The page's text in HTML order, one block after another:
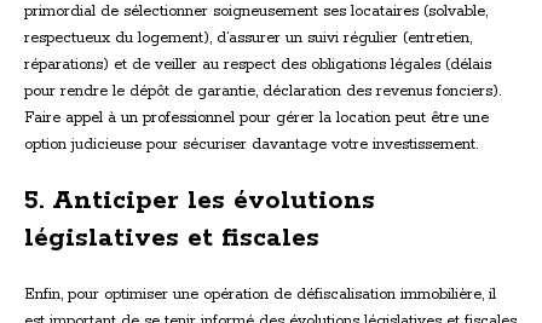
primordial de sélectionner soigneusement ses locataires (solvable,
respectueux du logement), d’assurer un suivi régulier (entretien,
réparations) et de veiller au respect des obligations légales (délais
pour rendre le dépôt de garantie, déclaration des revenus fonciers).
Faire appel à un professionnel pour gérer la location peut être une
option judicieuse pour sécuriser davantage votre investissement.
5. Anticiper les évolutions
législatives et fiscales
Enfin, pour optimiser une opération de défiscalisation immobilière, il